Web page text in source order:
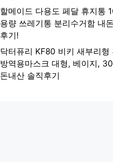
할메이드 다용도 페달 휴지통
용량 쓰레기통 분리수거함 내
후기!
닥터퓨리 KF80 비키 새부리형
방역용마스크 대형, 베이지,
돈내산 솔직후기